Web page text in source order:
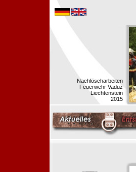
Nachlöscharbeiten
Feuerwehr Vaduz
Liechtenstein
2015